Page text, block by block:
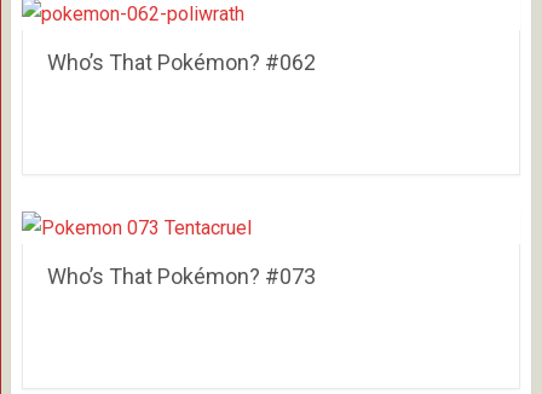
Who’s That Pokémon? #062
Who’s That Pokémon? #073